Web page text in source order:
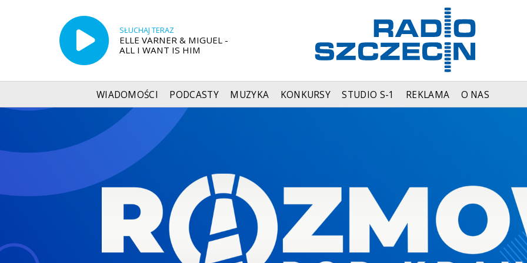
SŁUCHAJ TERAZ
ELLE VARNER & MIGUEL -
ALL I WANT IS HIM
WIADOMOŚCI PODCASTY MUZYKA KONKURSY STUDIO S-1 REKLAMA O NAS